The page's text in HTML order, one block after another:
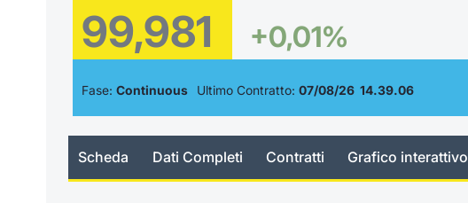
99,981 +0,01%
Fase: Continuous Ultimo Contratto: 07/08/26 14.39.06
Scheda Dati Completi Contratti Grafico interattivo